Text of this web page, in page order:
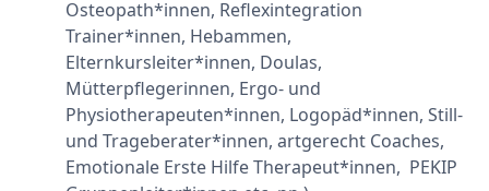
Osteopath*innen, Reflexintegration
Trainer*innen, Hebammen,
Elternkursleiter*innen, Doulas,
Mütterpflegerinnen, Ergo- und
Physiotherapeuten*innen, Logopäd*innen, Still-
und Trageberater*innen, artgerecht Coaches,
Emotionale Erste Hilfe Therapeut*innen, PEKIP